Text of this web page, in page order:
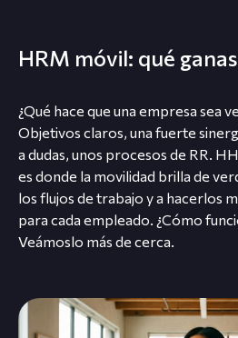
HRM móvil: qué ganas
¿Qué hace que una empresa sea
Objetivos claros, una fuerte
a dudas, unos procesos de RR.
es donde la movilidad brilla de
los flujos de trabajo y a hacerlos
para cada empleado. ¿Cómo
Veámoslo más de cerca.